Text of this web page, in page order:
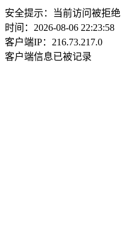
安全提示：当前访问被拒绝
时间：2026-08-06 22:23:58
客户端IP：216.73.217.0
客户端信息已被记录